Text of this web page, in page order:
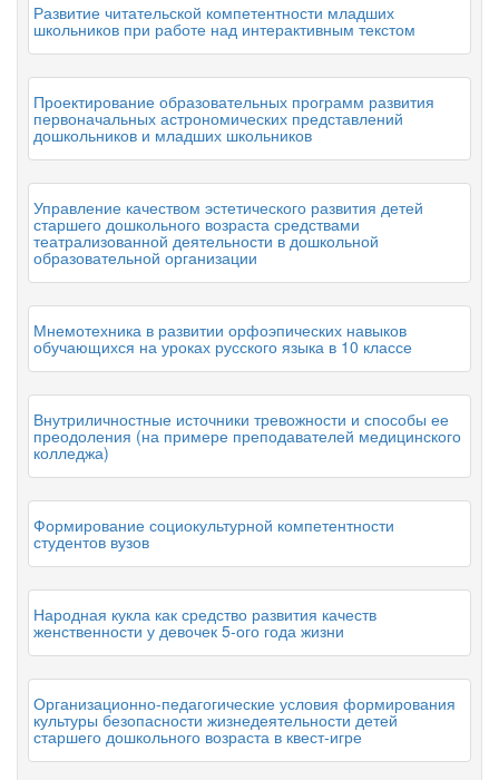
Развитие читательской компетентности младших
школьников при работе над интерактивным текстом
Проектирование образовательных программ развития
первоначальных астрономических представлений
дошкольников и младших школьников
Управление качеством эстетического развития детей
старшего дошкольного возраста средствами
театрализованной деятельности в дошкольной
образовательной организации
Мнемотехника в развитии орфоэпических навыков
обучающихся на уроках русского языка в 10 классе
Внутриличностные источники тревожности и способы ее
преодоления (на примере преподавателей медицинского
колледжа)
Формирование социокультурной компетентности
студентов вузов
Народная кукла как средство развития качеств
женственности у девочек 5-ого года жизни
Организационно-педагогические условия формирования
культуры безопасности жизнедеятельности детей
старшего дошкольного возраста в квест-игре